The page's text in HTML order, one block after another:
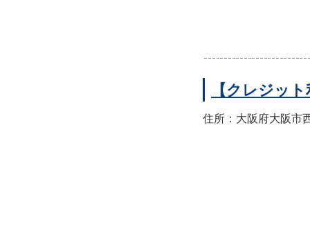
【クレジッ
住所：大阪府大阪市